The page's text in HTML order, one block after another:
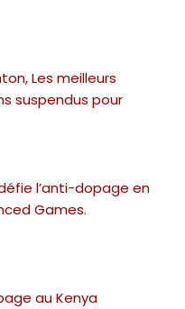
Les meilleurs
suspendus pour
l’anti-dopage en
Games.
au Kenya